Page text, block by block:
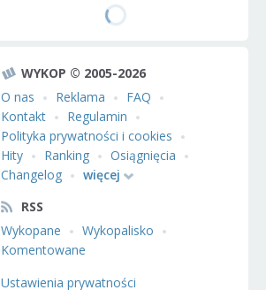
WYKOP © 2005-2026
O nas
Reklama
FAQ
Kontakt
Regulamin
Polityka prywatności i cookies
Hity
Ranking
Osiągnięcia
Changelog
więcej
RSS
Wykopane
Wykopalisko
Komentowane
Ustawienia prywatności